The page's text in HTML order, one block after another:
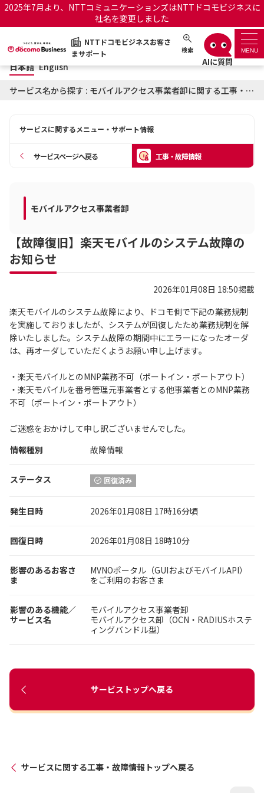
2025年7月より、NTTコミュニケーションズはNTTドコモビジネスに
社名を変更しました
NTTドコモビジネスお客さ
まサポート
検索 MENU
NTTドコモビジネスお客さまサポート 日本語 English
サポートトップ
OCNのお客さまはこちら
オフィシャルサイト
日本語 English
サービス名から探す : モバイルアクセス事業者卸に関する工事・故障情報
サービスに関するメニュー・サポート情報
サービスページへ戻る 工事・故障情報
モバイルアクセス事業者卸
【故障復旧】楽天モバイルのシステム故障の
お知らせ
2026年01月08日 18:50掲載
楽天モバイルのシステム故障により、ドコモ側で下記の業務規制
を実施しておりましたが、システムが回復したため業務規制を解
除いたしました。システム故障の期間中にエラーになったオーダ
は、再オーダしていただくようお願い申し上げます。
・楽天モバイルとのMNP業務不可（ポートイン・ポートアウト）
・楽天モバイルを番号管理元事業者とする他事業者とのMNP業務
不可（ポートイン・ポートアウト）
ご迷惑をおかけして申し訳ございませんでした。
情報種別
故障情報
ステータス 回復済み
発生日時 2026年01月08日 17時16分頃
回復日時 2026年01月08日 18時10分
影響のあるお客さ
ま
MVNOポータル（GUIおよびモバイルAPI）
をご利用のお客さま
影響のある機能／
サービス名
モバイルアクセス事業者卸
モバイルアクセス卸（OCN・RADIUSホステ
ィングバンドル型）
サービストップへ戻る
サービスに関する工事・故障情報トップへ戻る